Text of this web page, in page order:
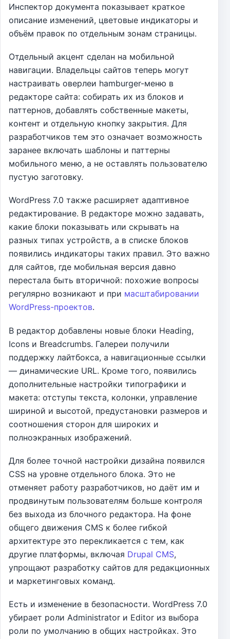
Инспектор документа показывает краткое
описание изменений, цветовые индикаторы и
объём правок по отдельным зонам страницы.
Отдельный акцент сделан на мобильной
навигации. Владельцы сайтов теперь могут
настраивать оверлеи hamburger-меню в
редакторе сайта: собирать их из блоков и
паттернов, добавлять собственные макеты,
контент и отдельную кнопку закрытия. Для
разработчиков тем это означает возможность
заранее включать шаблоны и паттерны
мобильного меню, а не оставлять пользователю
пустую заготовку.
WordPress 7.0 также расширяет адаптивное
редактирование. В редакторе можно задавать,
какие блоки показывать или скрывать на
разных типах устройств, а в списке блоков
появились индикаторы таких правил. Это важно
для сайтов, где мобильная версия давно
перестала быть вторичной: похожие вопросы
регулярно возникают и при масштабировании
WordPress-проектов.
В редактор добавлены новые блоки Heading,
Icons и Breadcrumbs. Галереи получили
поддержку лайтбокса, а навигационные ссылки
— динамические URL. Кроме того, появились
дополнительные настройки типографики и
макета: отступы текста, колонки, управление
шириной и высотой, предустановки размеров и
соотношения сторон для широких и
полноэкранных изображений.
Для более точной настройки дизайна появился
CSS на уровне отдельного блока. Это не
отменяет работу разработчиков, но даёт им и
продвинутым пользователям больше контроля
без выхода из блочного редактора. На фоне
общего движения CMS к более гибкой
архитектуре это перекликается с тем, как
другие платформы, включая Drupal CMS,
упрощают разработку сайтов для редакционных
и маркетинговых команд.
Есть и изменение в безопасности. WordPress 7.0
убирает роли Administrator и Editor из выбора
роли по умолчанию в общих настройках. Это